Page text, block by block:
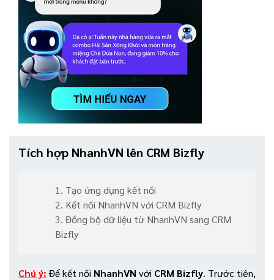
Tích hợp NhanhVN lên CRM Bizfly
1. Tạo ứng dụng kết nối
2. Kết nối NhanhVN với CRM Bizfly
3. Đồng bộ dữ liệu từ NhanhVN sang CRM
Bizfly
Chú ý: Để kết nối NhanhVN với CRM Bizfly. Trước tiên,